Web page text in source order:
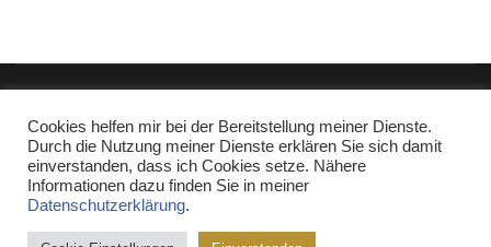
Datenschutz
Affiliate-Link: Ich bin Mitglied im Partnerprogramm Pipedrive.com,
Shopify.de, Weclapp.de, fumoney.com und amazon.de. Wenn Sie
etwas über diese Produktlinks kaufen, erhalte ich eine kleine
Provision, die Ihren Kaufpreis nicht beeinflusst. Weitere Affiliatelinks
Cookies helfen mir bei der Bereitstellung meiner Dienste.
Durch die Nutzung meiner Dienste erklären Sie sich damit
einverstanden, dass ich Cookies setze. Nähere
Informationen dazu finden Sie in meiner
Datenschutzerklärung.